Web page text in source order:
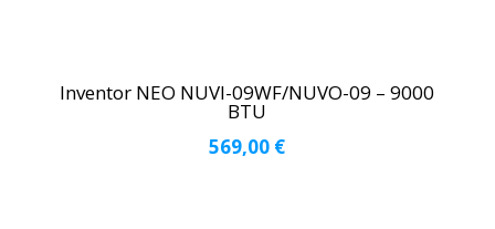
Inventor NEO ΝUVI-09WF/ΝUVO-09 – 9000
BTU
569,00 €